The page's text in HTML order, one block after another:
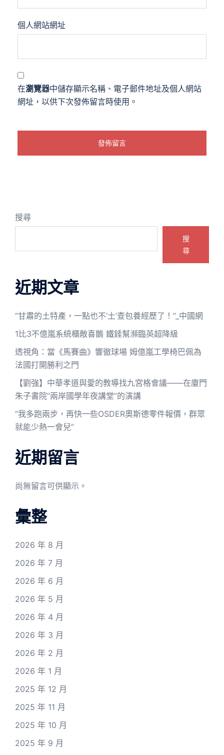
個人網站網址
在瀏覽器中儲存顯示名稱、電子郵件地址及個人網站
網址，以供下次發佈留言時使用。
搜尋
搜
尋
近期文章
“甘肅的土特產，一點也不‘土’查包養經歷了！”_中國網
1比3不億嵐系統櫃敵喜鵲 鐵錘幫瀕臨英超降級
透視角：當《馬賽曲》響徹球場 姆億嵐工學椅巴佩為
法國打開勝利之門
【劉強】中華孝道與愛的教導找九宮格會議——在廈門
朱子書院“兩岸國學年夜講堂”的演講
“我多跑兩步，再快一些OSDER奧斯德零件報價，群眾
就能少熱一會兒”
近期留言
尚無留言可供顯示。
彙整
2026 年 8 月
2026 年 7 月
2026 年 6 月
2026 年 5 月
2026 年 4 月
2026 年 3 月
2026 年 2 月
2026 年 1 月
2025 年 12 月
2025 年 11 月
2025 年 10 月
2025 年 9 月